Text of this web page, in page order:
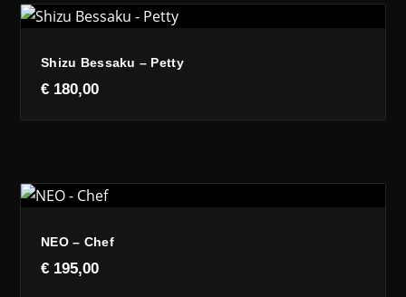
Shizu Bessaku – Petty
€ 180,00
NEO – Chef
€ 195,00